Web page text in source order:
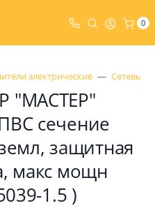
0
электрические Сетевые
"МАСТЕР"
сечение
защитная
макс мощн
1.5 )